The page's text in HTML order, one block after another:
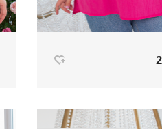
Сорочка-туніка малиновий
Ціна